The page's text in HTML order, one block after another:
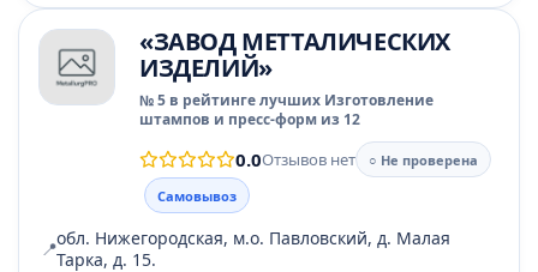
«ЗАВОД МЕТТАЛИЧЕСКИХ
ИЗДЕЛИЙ»
№ 5 в рейтинге лучших Изготовление
штампов и пресс-форм из 12
0.0Отзывов нет
○ Не проверена
Самовывоз
📍обл. Нижегородская, м.о. Павловский, д. Малая
Тарка, д. 15.